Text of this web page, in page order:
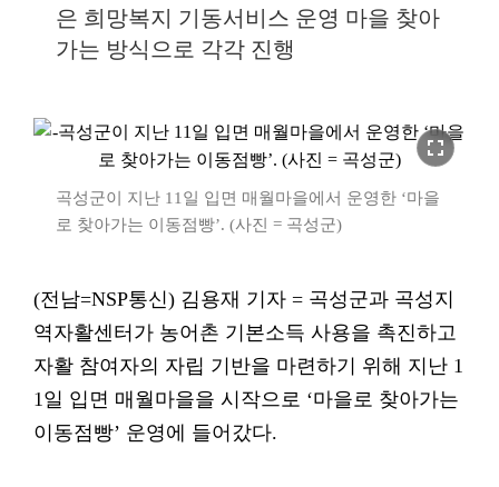
은 희망복지 기동서비스 운영 마을 찾아
가는 방식으로 각각 진행
fullscreen
곡성군이 지난 11일 입면 매월마을에서 운영한 ‘마을
로 찾아가는 이동점빵’. (사진 = 곡성군)
(전남=NSP통신) 김용재 기자 = 곡성군과 곡성지
역자활센터가 농어촌 기본소득 사용을 촉진하고
자활 참여자의 자립 기반을 마련하기 위해 지난 1
1일 입면 매월마을을 시작으로 ‘마을로 찾아가는
이동점빵’ 운영에 들어갔다.